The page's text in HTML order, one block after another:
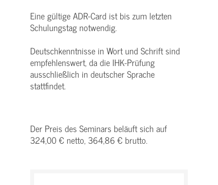
Eine gültige ADR-Card ist bis zum letzten
Schulungstag notwendig.
Deutschkenntnisse in Wort und Schrift sind
empfehlenswert, da die IHK-Prüfung
ausschließlich in deutscher Sprache
stattfindet.
Der Preis des Seminars beläuft sich auf
324,00 € netto, 364,86 € brutto.